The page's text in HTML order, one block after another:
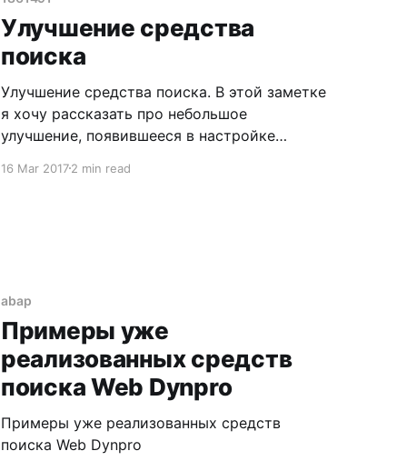
Итак, вам необходимо создать
пользовательскую таблицу с каким-то
набором
Улучшение средства
поиска
Улучшение средства поиска. В этой заметке
я хочу рассказать про небольшое
улучшение, появившееся в настройке
версии SAP NetWeaver 7.4 Улучшение это
16 Mar 20172 min read
abap
Примеры уже
реализованных средств
поиска Web Dynpro
Примеры уже реализованных средств
поиска Web Dynpro